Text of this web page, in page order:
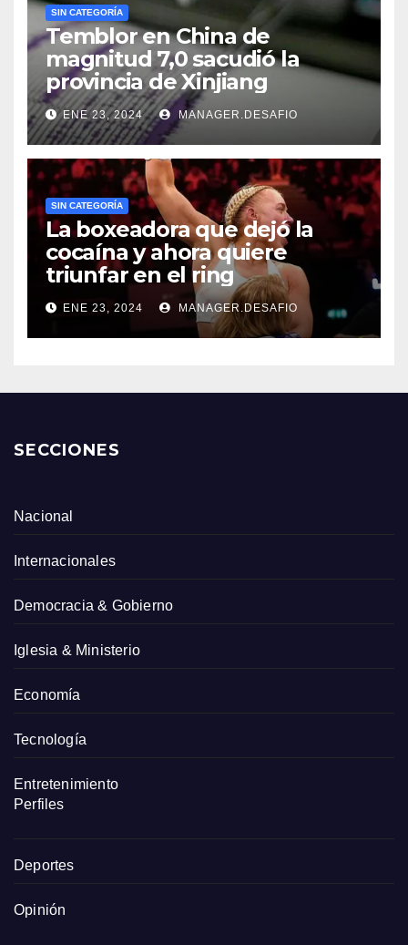
SIN CATEGORÍA
Temblor en China de
magnitud 7,0 sacudió la
provincia de Xinjiang
ENE 23, 2024 MANAGER.DESAFIO
SIN CATEGORÍA
La boxeadora que dejó la
cocaína y ahora quiere
triunfar en el ring​
ENE 23, 2024 MANAGER.DESAFIO
SECCIONES
Nacional
Internacionales
Democracia & Gobierno
Iglesia & Ministerio
Economía
Tecnología
Entretenimiento
Perfiles
Deportes
Opinión